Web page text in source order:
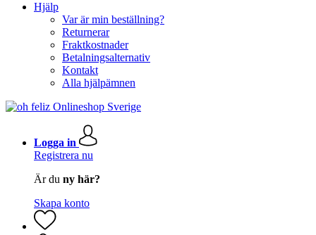
Hjälp
Var är min beställning?
Returnerar
Fraktkostnader
Betalningsalternativ
Kontakt
Alla hjälpämnen
Logga in
Registrera nu
Är du ny här?
Skapa konto